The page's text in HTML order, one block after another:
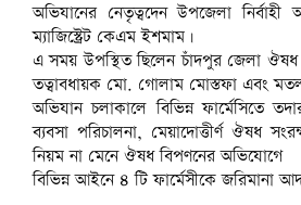
অভিযানের নেতৃত্বদেন উপজেলা
ম্যাজিস্ট্রেট কেএম ইশমাম।
এ সময় উপস্থিত ছিলেন চাঁদপুর জেলা ঔষধ
তত্বাবধায়ক মো. গোলাম মোস্তফা এবং
অভিযান চলাকালে বিভিন্ন ফার্মেসিতে
ব্যবসা পরিচালনা, মেয়াদোত্তীর্ণ ঔষধ
নিয়ম না মেনে ঔষধ বিপণনের অভিযোগে
বিভিন্ন আইনে ৪ টি ফার্মেসীকে জরিমানা